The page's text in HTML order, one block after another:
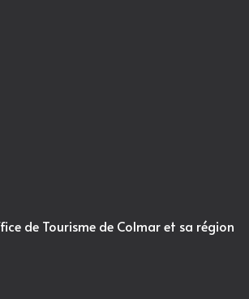
de Tourisme de Colmar et sa région